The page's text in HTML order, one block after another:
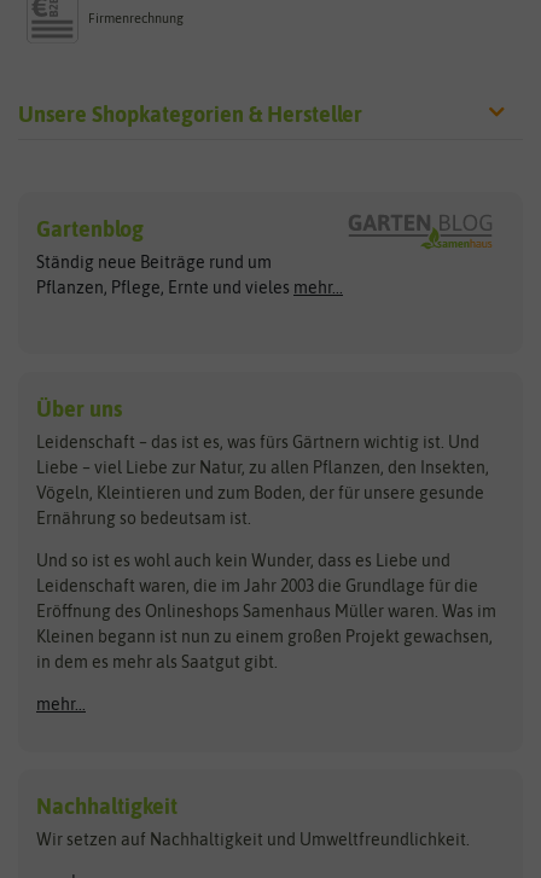
Firmenrechnung
Unsere Shopkategorien & Hersteller
Exotische Samen
Gemüsesamen
Gründünger
Kräutersamen
Obstsamen
Pilzbrut
Rasensamen
Steckzwiebeln
Zimmer & Kübelpflanzen
Kataloge
Schnäppchen
Anzucht & Gartenzubehör
Anzuchtschalen
Heizmatte & Heizkabel
Kokos-Quelltabletten
Zimmergewächshaus
Arche Noah
ASB Greenworld
Benary
Bingenheimer Saatgut
BioBalu
Bionana
BIOWOL
Blumicorn
Bûten Birds
Carl Pabst
Clever Pots
COMPO
Dürr-Samen
elho
Feldsaaten Freudenberger
Fertil
Flora Elite
Florissa Hortitops
Gartenblog
Ständig neue Beiträge rund um
Pflanzen, Pflege, Ernte und vieles mehr...
Über uns
Leidenschaft – das ist es, was fürs Gärtnern wichtig ist. Und
Liebe – viel Liebe zur Natur, zu allen Pflanzen, den Insekten,
Vögeln, Kleintieren und zum Boden, der für unsere gesunde
Ernährung so bedeutsam ist.
Und so ist es wohl auch kein Wunder, dass es Liebe und
Leidenschaft waren, die im Jahr 2003 die Grundlage für die
Eröffnung des Onlineshops Samenhaus Müller waren. Was im
Kleinen begann ist nun zu einem großen Projekt gewachsen,
in dem es mehr als Saatgut gibt.
mehr...
Nachhaltigkeit
Wir setzen auf Nachhaltigkeit und Umweltfreundlichkeit.